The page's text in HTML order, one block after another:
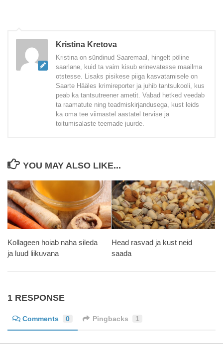
Kristina Kretova
Kristina on sündinud Saaremaal, hingelt pöline
saarlane, kuid ta vaim kisub erinevatesse maailma
otstesse. Lisaks pisikese piiga kasvatamisele on
Saarte Hääles krimireporter ja juhib tantsukooli, kus
peab ka tantsutreener ametit. Vabad hetked veedab
ta raamatute ning teadmiskirjandusega, kust leids
ka oma tee viimastel aastatel tervise ja
toitumisalaste teemade juurde.
YOU MAY ALSO LIKE...
Kollageen hoiab naha sileda
ja luud liikuvana
Head rasvad ja kust neid
saada
1 RESPONSE
Comments 0 Pingbacks 1